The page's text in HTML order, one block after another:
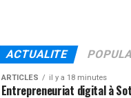
ACTUALITE
ARTICLES il y a 18 minutes
Entrepreneuriat digital à